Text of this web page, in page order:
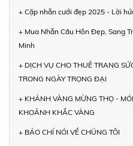
+ Cặp nhẫn cưới đẹp 2025 - Lời
+ Mua Nhẫn Cầu Hôn Đẹp, Sang
Minh
+ DỊCH VỤ CHO THUÊ TRANG
TRONG NGÀY TRỌNG ĐẠI
+ KHÁNH VÀNG MỪNG THỌ -
KHOẢNH KHẮC VÀNG
+ BÁO CHÍ NÓI VỀ CHÚNG TÔI